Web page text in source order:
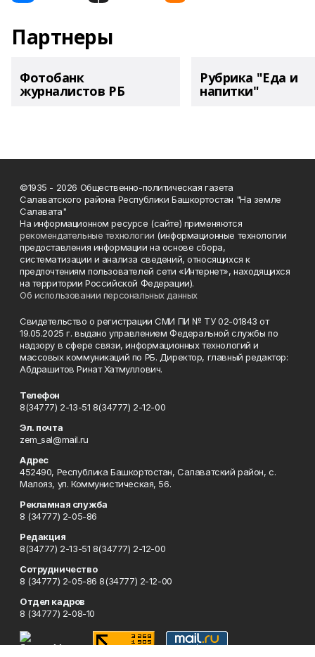
Партнеры
Фотобанк
журналистов РБ
Рубрика "Еда и
напитки"
©1935 - 2026 Общественно-политическая газета
Салаватского района Республики Башкортостан "На земле
Салавата"
На информационном ресурсе (сайте) применяются
рекомендательные технологии (информационные технологии
предоставления информации на основе сбора,
систематизации и анализа сведений, относящихся к
предпочтениям пользователей сети «Интернет», находящихся
на территории Российской Федерации).
Об использовании персональных данных
Свидетельство о регистрации СМИ ПИ № ТУ 02-01843 от
19.05.2025 г. выдано управлением Федеральной службы по
надзору в сфере связи, информационных технологий и
массовых коммуникаций по РБ. Директор, главный редактор:
Абдрашитов Ринат Хатмуллович.
Телефон
8(34777) 2-13-51 8(34777) 2-12-00
Эл. почта
zem_sal@mail.ru
Адрес
452490, Республика Башкортостан, Салаватский район, с.
Малояз, ул. Коммунистическая, 56.
Рекламная служба
8 (34777) 2-05-86
Редакция
8(34777) 2-13-51 8(34777) 2-12-00
Сотрудничество
8 (34777) 2-05-86 8(34777) 2-12-00
Отдел кадров
8 (34777) 2-08-10